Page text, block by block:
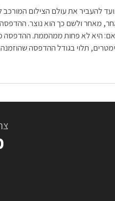
נועד להעביר את עולם הצילום